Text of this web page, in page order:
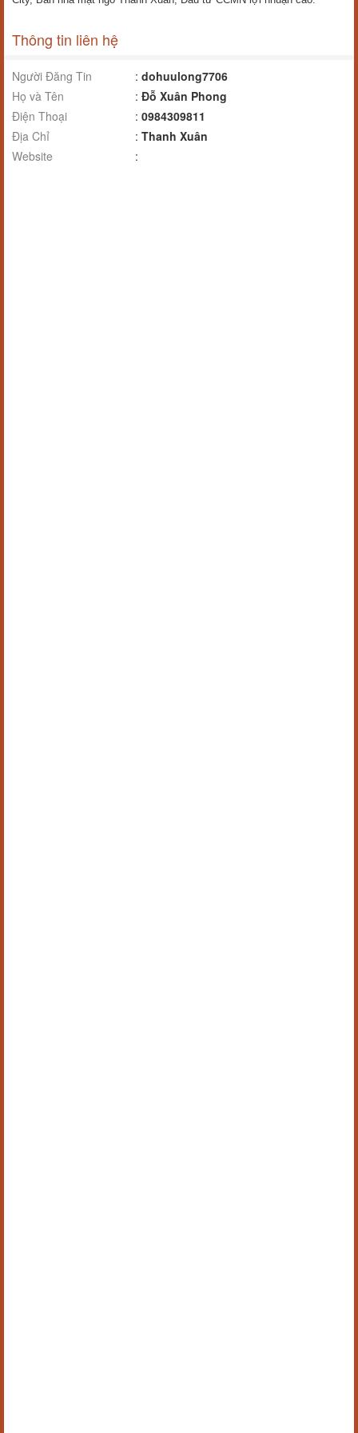
Thông tin liên hệ
Người Đăng Tin : dohuulong7706
Họ và Tên
: Đỗ Xuân Phong
Điện Thoại
: 0984309811
Địa Chỉ
: Thanh Xuân
Website
: